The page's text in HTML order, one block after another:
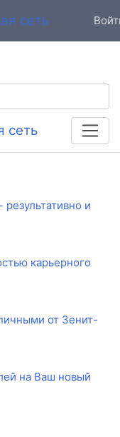
сеть
и
карьерного
от Зенит-
на Ваш новый